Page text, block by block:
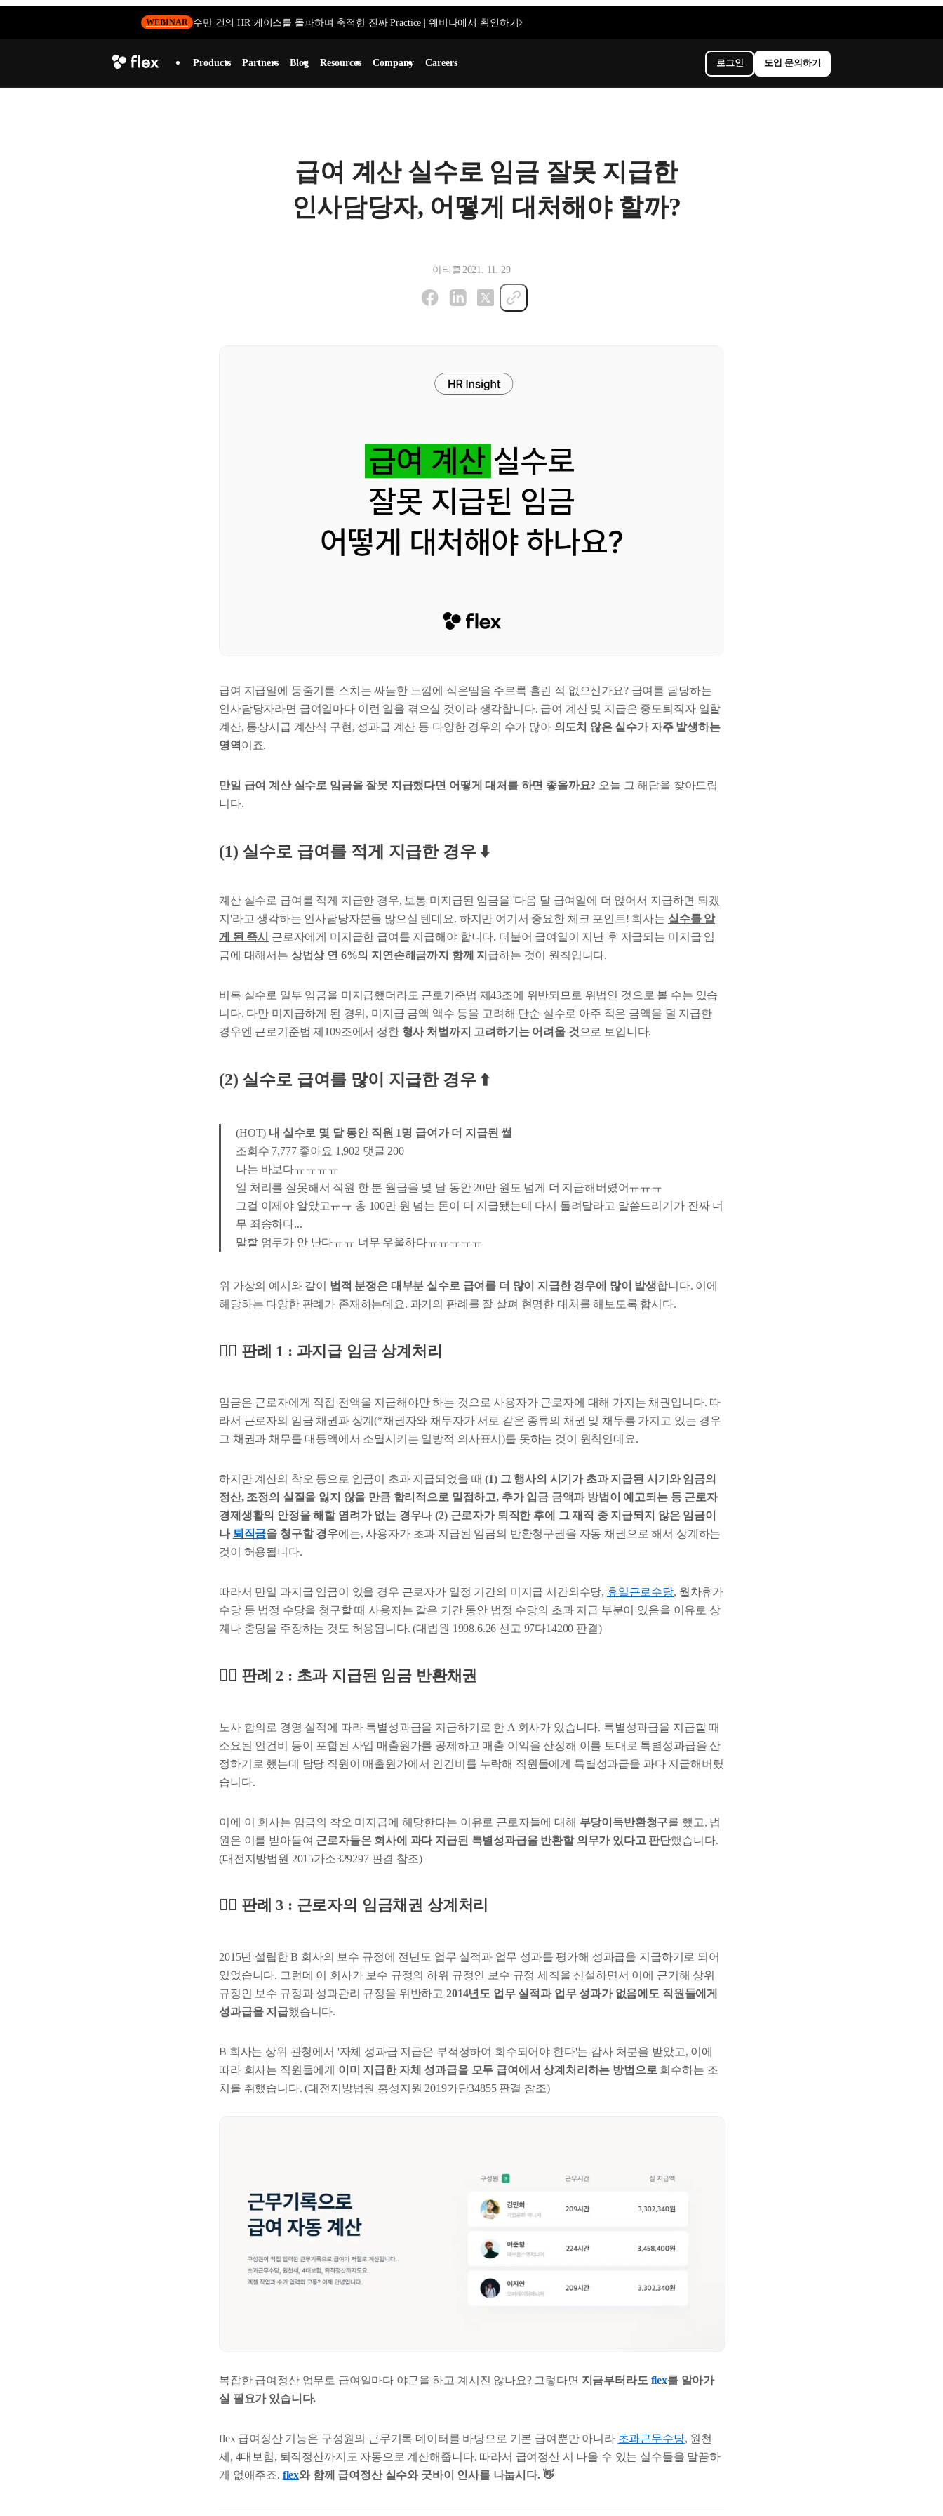
WEBINAR 수만 건의 HR 케이스를 돌파하며 축적한 진짜 Practice | 웨비나에서 확인하기
Products Partners Blog Resources Company Careers 로그인 도입 문의하기
급여 계산 실수로 임금 잘못 지급한
인사담당자, 어떻게 대처해야 할까?
아티클2021. 11. 29
급여 지급일에 등줄기를 스치는 싸늘한 느낌에 식은땀을 주르륵 흘린 적 없으신가요? 급여를 담당하는
인사담당자라면 급여일마다 이런 일을 겪으실 것이라 생각합니다. 급여 계산 및 지급은 중도퇴직자 일할
계산, 통상시급 계산식 구현, 성과급 계산 등 다양한 경우의 수가 많아 의도치 않은 실수가 자주 발생하는
영역 이죠.
만일 급여 계산 실수로 임금을 잘못 지급했다면 어떻게 대처를 하면 좋을까요? 오늘 그 해답을 찾아드립
니다.
(1) 실수로 급여를 적게 지급한 경우 ⬇️
계산 실수로 급여를 적게 지급한 경우, 보통 미지급된 임금을 '다음 달 급여일에 더 얹어서 지급하면 되겠
지'라고 생각하는 인사담당자분들 많으실 텐데요. 하지만 여기서 중요한 체크 포인트! 회사는 실수를 알
게 된 즉시
근로자에게 미지급한 급여를 지급해야 합니다. 더불어 급여일이 지난 후 지급되는 미지급 임
금에 대해서는 상법상 연 6%의 지연손해금까지 함께 지급하는 것이 원칙입니다.
비록 실수로 일부 임금을 미지급했더라도 근로기준법 제43조에 위반되므로 위법인 것으로 볼 수는 있습
니다. 다만 미지급하게 된 경위, 미지급 금액 액수 등을 고려해 단순 실수로 아주 적은 금액을 덜 지급한
경우엔 근로기준법 제109조에서 정한 형사 처벌까지 고려하기는 어려울 것 으로 보입니다.
(2) 실수로 급여를 많이 지급한 경우 ⬆️
(HOT) 내 실수로 몇 달 동안 직원 1명 급여가 더 지급된 썰
조회수 7,777 좋아요 1,902 댓글 200
나는 바보다ㅠㅠㅠㅠ
일 처리를 잘못해서 직원 한 분 월급을 몇 달 동안 20만 원도 넘게 더 지급해버렸어ㅠㅠㅠ
그걸 이제야 알았고ㅠㅠ 총 100만 원 넘는 돈이 더 지급됐는데 다시 돌려달라고 말씀드리기가 진짜 너
무 죄송하다...
말할 엄두가 안 난다ㅠㅠ 너무 우울하다ㅠㅠㅠㅠㅠ
위 가상의 예시와 같이 법적 분쟁은 대부분 실수로 급여를 더 많이 지급한 경우에 많이 발생합니다. 이에
해당하는 다양한 판례가 존재하는데요. 과거의 판례를 잘 살펴 현명한 대처를 해보도록 합시다.
🧑‍⚖️ 판례 1 : 과지급 임금 상계처리
임금은 근로자에게 직접 전액을 지급해야만 하는 것으로 사용자가 근로자에 대해 가지는 채권입니다. 따
라서 근로자의 임금 채권과 상계(*채권자와 채무자가 서로 같은 종류의 채권 및 채무를 가지고 있는 경우
그 채권과 채무를 대등액에서 소멸시키는 일방적 의사표시)를 못하는 것이 원칙인데요.
하지만 계산의 착오 등으로 임금이 초과 지급되었을 때(1) 그 행사의 시기가 초과 지급된 시기와 임금의
정산, 조정의 실질을 잃지 않을 만큼 합리적으로 밀접하고, 추가 입금 금액과 방법이 예고되는 등 근로자
경제생활의 안정을 해할 염려가 없는 경우나(2) 근로자가 퇴직한 후에 그 재직 중 지급되지 않은 임금이
나 퇴직금을 청구할 경우에는, 사용자가 초과 지급된 임금의 반환청구권을 자동 채권으로 해서 상계하는
것이 허용됩니다.
따라서 만일 과지급 임금이 있을 경우 근로자가 일정 기간의 미지급 시간외수당, 휴일근로수당, 월차휴가
수당 등 법정 수당을 청구할 때 사용자는 같은 기간 동안 법정 수당의 초과 지급 부분이 있음을 이유로 상
계나 충당을 주장하는 것도 허용됩니다. (대법원 1998.6.26 선고 97다14200 판결)
🧑‍⚖️ 판례 2 : 초과 지급된 임금 반환채권
노사 합의로 경영 실적에 따라 특별성과급을 지급하기로 한 A 회사가 있습니다. 특별성과급을 지급할 때
소요된 인건비 등이 포함된 사업 매출원가를 공제하고 매출 이익을 산정해 이를 토대로 특별성과급을 산
정하기로 했는데 담당 직원이 매출원가에서 인건비를 누락해 직원들에게 특별성과급을 과다 지급해버렸
습니다.
이에 이 회사는 임금의 착오 미지급에 해당한다는 이유로 근로자들에 대해 부당이득반환청구를 했고, 법
원은 이를 받아들여 근로자들은 회사에 과다 지급된 특별성과급을 반환할 의무가 있다고 판단했습니다.
(대전지방법원 2015가소329297 판결 참조)
🧑‍⚖️ 판례 3 : 근로자의 임금채권 상계처리
2015년 설립한 B 회사의 보수 규정에 전년도 업무 실적과 업무 성과를 평가해 성과급을 지급하기로 되어
있었습니다. 그런데 이 회사가 보수 규정의 하위 규정인 보수 규정 세칙을 신설하면서 이에 근거해 상위
규정인 보수 규정과 성과관리 규정을 위반하고 2014년도 업무 실적과 업무 성과가 없음에도 직원들에게
성과급을 지급했습니다.
B 회사는 상위 관청에서 '자체 성과급 지급은 부적정하여 회수되어야 한다'는 감사 처분을 받았고, 이에
따라 회사는 직원들에게 이미 지급한 자체 성과급을 모두 급여에서 상계처리하는 방법으로 회수하는 조
치를 취했습니다. (대전지방법원 홍성지원 2019가단34855 판결 참조)
복잡한 급여정산 업무로 급여일마다 야근을 하고 계시진 않나요? 그렇다면 지금부터라도 flex를 알아가
실 필요가 있습니다.
flex 급여정산 기능은 구성원의 근무기록 데이터를 바탕으로 기본 급여뿐만 아니라 초과근무수당, 원천
세, 4대보험, 퇴직정산까지도 자동으로 계산해줍니다. 따라서 급여정산 시 나올 수 있는 실수들을 말끔하
게 없애주죠. flex와 함께 급여정산 실수와 굿바이 인사를 나눕시다. 👋